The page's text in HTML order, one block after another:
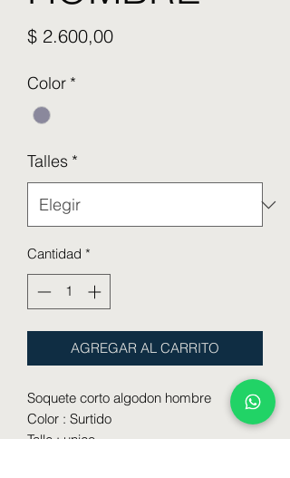
$ 2.600,00Precio
Color *
Talles *
Cantidad *
AGREGAR AL CARRITO
Soquete corto algodon hombre
Color : Surtido
Talle : unico